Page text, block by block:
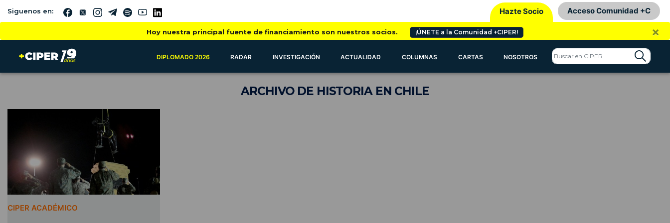
Siguenos en: Hazte Socio Acceso Comunidad +C
Hoy nuestra principal fuente de financiamiento son nuestros socios. ¡ÚNETE a la Comunidad +CIPER! ×
DIPLOMADO 2026 RADAR INVESTIGACIÓN ACTUALIDAD COLUMNAS CARTAS NOSOTROS
ARCHIVODE HISTORIA EN CHILE
CIPER ACADÉMICO